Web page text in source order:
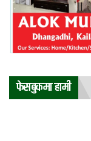
फेसबुकमा हामी